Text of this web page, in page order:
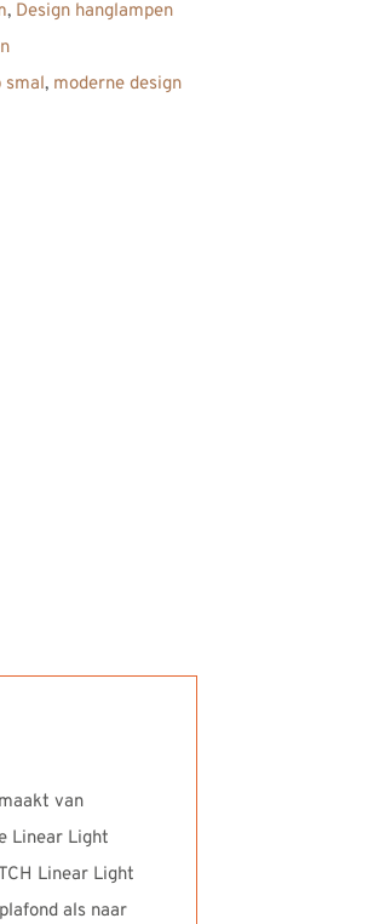
, Design hanglampen
smal, moderne design
van
Linear Light
Linear Light
als naar